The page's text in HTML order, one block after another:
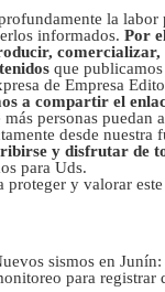
la labor
informados. Por
que
de Empresa
a compartir el
más personas puedan
desde nuestra
y disfrutar de
para Uds.
proteger y valorar
sismos en
para registrar